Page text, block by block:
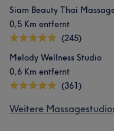
Siam Beauty Thai
0,5 Km entfernt
(245)
Melody Wellness Studio
0,6 Km entfernt
(361)
Weitere